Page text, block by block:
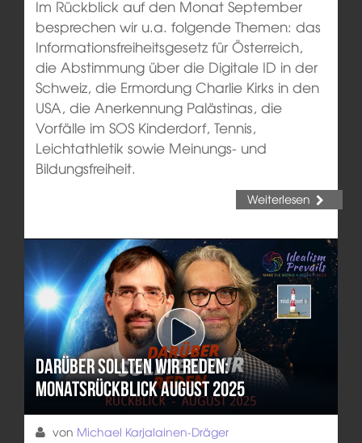
Im Rückblick auf den Monat September
besprechen wir u.a. folgende Themen: das
Informationsfreiheitsgesetz für Österreich,
die Abstimmung über die Digitale ID in der
Schweiz, die Ermordung Charlie Kirks in den
USA, die Anerkennung Palästinas, die
Vorfälle im SOS Kinderdorf, Tennis,
Leichtathletik sowie Meinungs- und
Bildungsfreiheit.
Weiterlesen
Darüber sollten wir reden:
Monatsrückblick August 2025
von Michael Karjalainen-Dräger